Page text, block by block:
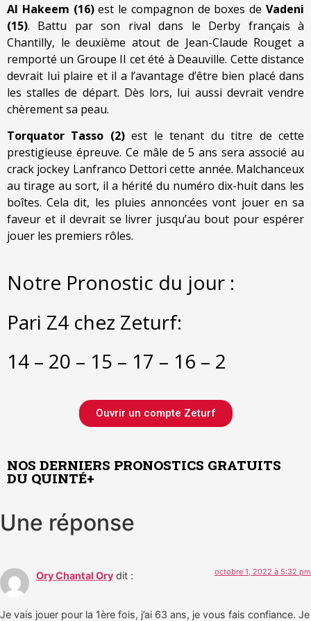
Al Hakeem (16)est le compagnon de boxes deVadeni
(15). Battu par son rival dans le Derby français à
Chantilly, le deuxième atout de Jean-Claude Rouget a
remporté un Groupe II cet été à Deauville. Cette distance
devrait lui plaire et il a l’avantage d’être bien placé dans
les stalles de départ. Dès lors, lui aussi devrait vendre
chèrement sa peau.
Torquator Tasso (2)est le tenant du titre de cette
prestigieuse épreuve. Ce mâle de 5 ans sera associé au
crack jockey Lanfranco Dettori cette année. Malchanceux
au tirage au sort, il a hérité du numéro dix-huit dans les
boîtes. Cela dit, les pluies annoncées vont jouer en sa
faveur et il devrait se livrer jusqu’au bout pour espérer
jouer les premiers rôles.
Notre Pronostic du jour :
Pari Z4 chez Zeturf:
14 – 20 – 15 – 17 – 16 – 2
Ouvrir un compte Zeturf
NOS DERNIERS PRONOSTICS GRATUITS
DU QUINTÉ+
Une réponse
Ory Chantal Ory dit : octobre 1, 2022 à 5:32 pm
Je vais jouer pour la 1ère fois, j’ai 63 ans, je vous fais confiance. Je